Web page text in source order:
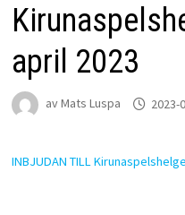
april 2023
avMats Luspa 2023-
INBJUDAN TILL